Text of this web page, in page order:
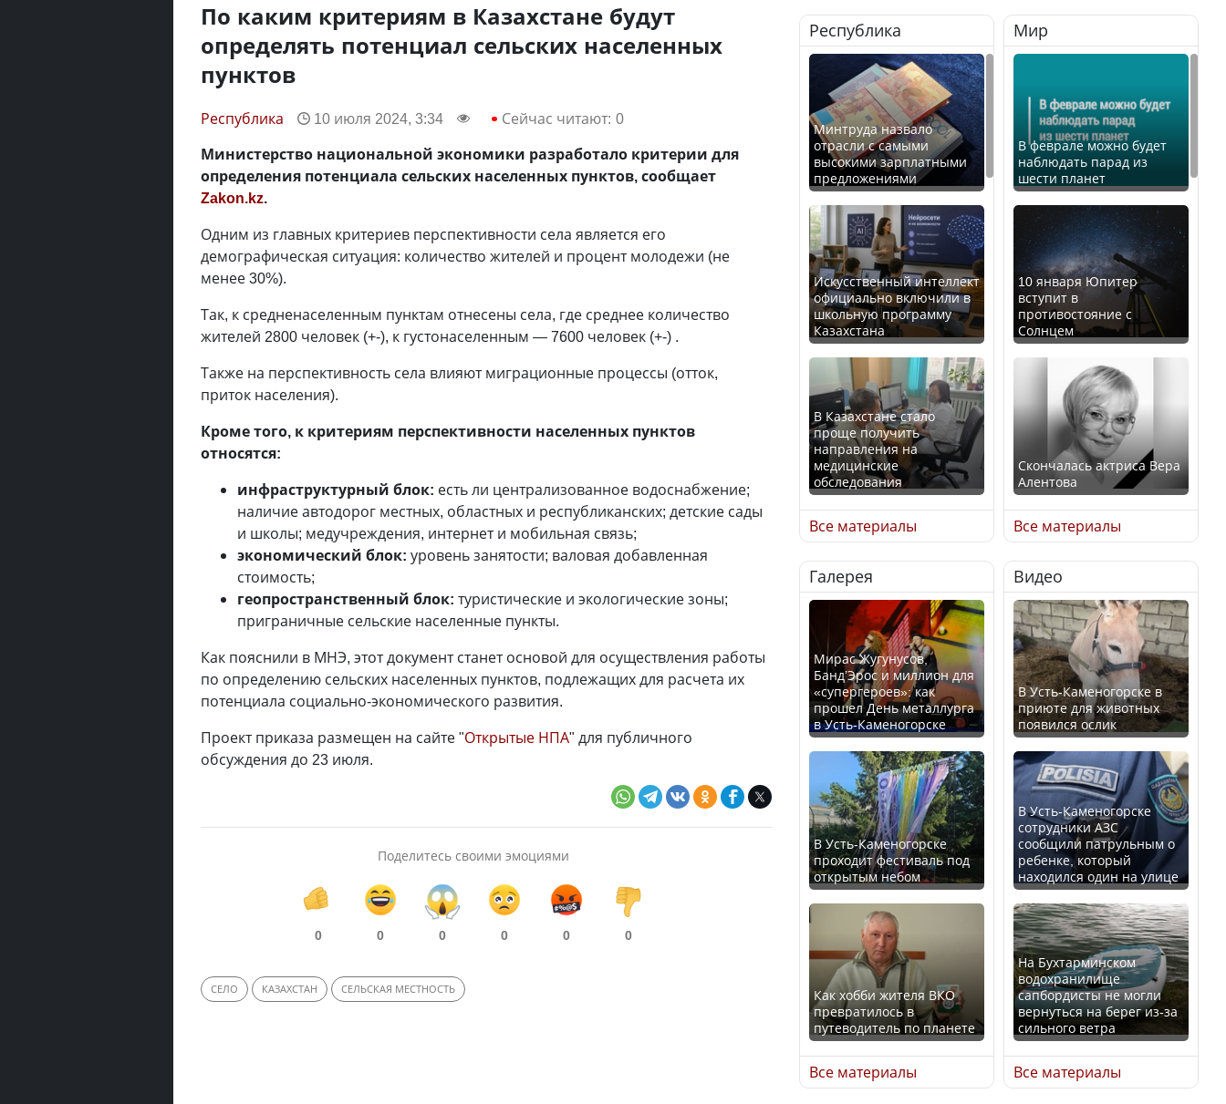
По каким критериям в Казахстане будут
определять потенциал сельских населенных
пунктов
Республика 10 июля 2024, 3:34 Сейчас читают: 0
Министерство национальной экономики разработало критерии для
определения потенциала сельских населенных пунктов, сообщает
Zakon.kz.
Одним из главных критериев перспективности села является его
демографическая ситуация: количество жителей и процент молодежи (не
менее 30%).
Так, к средненаселенным пунктам отнесены села, где среднее количество
жителей 2800 человек (+-), к густонаселенным — 7600 человек (+-) .
Также на перспективность села влияют миграционные процессы (отток,
приток населения).
Кроме того, к критериям перспективности населенных пунктов
относятся:
инфраструктурный блок: есть ли централизованное водоснабжение;
наличие автодорог местных, областных и республиканских; детские сады
и школы; медучреждения, интернет и мобильная связь;
экономический блок: уровень занятости; валовая добавленная
стоимость;
геопространственный блок: туристические и экологические зоны;
приграничные сельские населенные пункты.
Как пояснили в МНЭ, этот документ станет основой для осуществления работы
по определению сельских населенных пунктов, подлежащих для расчета их
потенциала социально-экономического развития.
Проект приказа размещен на сайте "Открытые НПА" для публичного
обсуждения до 23 июля.
Поделитесь своими эмоциями
0 0 0 0 0 0
СЕЛО КАЗАХСТАН СЕЛЬСКАЯ МЕСТНОСТЬ
Республика
Минтруда назвало
отрасли с самыми
высокими зарплатными
предложениями
Искусственный интеллект
официально включили в
школьную программу
Казахстана
В Казахстане стало
проще получить
направления на
медицинские
обследования
Қазақстан Орталық Азия
елдері арасында әл-ауқат
индексінде көш бастады
Казахстан возглавил
рейтинг благополучия
среди стран Центральной
Азии
Будут ли представлены
интересы регионов в
Курултае?
Ең төменгі жалақы,
алимент, экология: жеті
партия сайлаушылармен
нені талқылап жатыр?
Все материалы
Мир
В феврале можно будет
наблюдать парад из
шести планет
10 января Юпитер
вступит в
противостояние с
Солнцем
Скончалась актриса Вера
Алентова
В РФ вынесен заочный
приговор по уголовному
делу об убийстве Игоря
Талькова
В России введены
дополнительные
ограничения для
казахстанских прав
Трамп официально
вступил в должность
президента США
Луну признали объектом
культурного наследия,
находящегося под
угрозой исчезновения
Все материалы
Галерея
Мирас Жугунусов,
Банд’Эрос и миллион для
«супергероев»: как
прошел День металлурга
в Усть-Каменогорске
В Усть-Каменогорске
проходит фестиваль под
открытым небом
Как хобби жителя ВКО
превратилось в
путеводитель по планете
Все материалы
Видео
В Усть-Каменогорске в
приюте для животных
появился ослик
В Усть-Каменогорске
сотрудники АЗС
сообщили патрульным о
ребенке, который
находился один на улице
На Бухтарминском
водохранилище
сапбордисты не могли
вернуться на берег из-за
сильного ветра
Все материалы